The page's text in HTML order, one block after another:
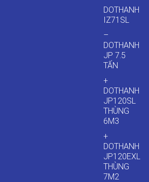
DOTHANH
IZ71SL
–
DOTHANH
JP 7.5
TẤN
+
DOTHANH
JP120SL
THÙNG
6M3
+
DOTHANH
JP120EXL
THÙNG
7M2